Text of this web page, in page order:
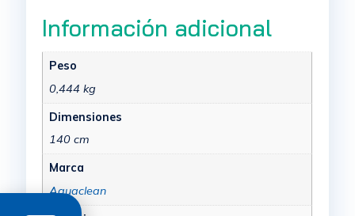
Información adicional
Peso
0,444 kg
Dimensiones
140 cm
Marca
Aquaclean